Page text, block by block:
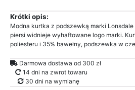
Krótki opis:
Modna kurtka z podszewką marki
piersi widnieje wyhaftowane logo marki.
poliesteru i 35% bawełny, podszewka w
Darmowa dostawa od 300 zł
14 dni na zwrot towaru
30 dni na wymianę